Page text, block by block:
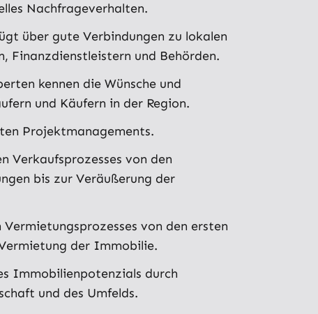
Nachfrageverhalten.
über gute Verbindungen zu lokalen
Finanzdienstleistern und Behörden.
kennen die Wünsche und
und Käufern in der Region.
Projektmanagements.
Verkaufsprozesses von den
bis zur Veräußerung der
von den ersten
der Immobilie.
Immobilienpotenzials durch
und des Umfelds.